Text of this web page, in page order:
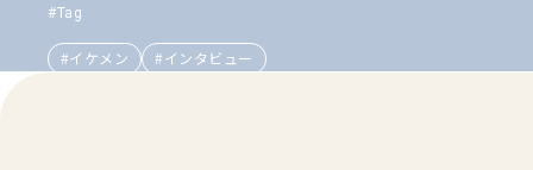
#Tag
#イケメン #インタビュー